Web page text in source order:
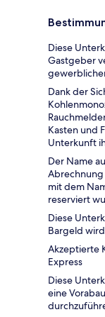
Diese
Gastgeber
Dank der
Kasten und
Unterkunft
Der Name
Abrechnung
mit dem
reserviert
Diese
Bargeld
Akzeptierte
Express
Diese
eine